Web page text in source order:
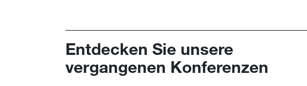
Entdecken Sie unsere
vergangenen Konferenzen